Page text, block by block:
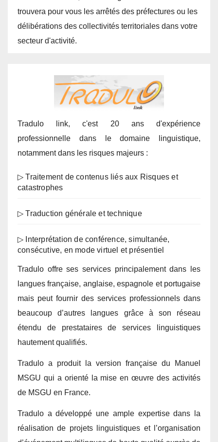
trouvera pour vous les arrêtés des préfectures ou les
délibérations des collectivités territoriales dans votre
secteur d'activité.
Tradulo link, c'est 20 ans d'expérience
professionnelle dans le domaine linguistique,
notamment dans les risques majeurs :
▷ Traitement de contenus liés aux Risques et
catastrophes
▷ Traduction générale et technique
▷ Interprétation de conférence, simultanée,
consécutive, en mode virtuel et présentiel
Tradulo offre ses services principalement dans les
langues française, anglaise, espagnole et portugaise
mais peut fournir des services professionnels dans
beaucoup d’autres langues grâce à son réseau
étendu de prestataires de services linguistiques
hautement qualifiés.
Tradulo a produit la version française du Manuel
MSGU qui a orienté la mise en œuvre des activités
de MSGU en France.
Tradulo a développé une ample expertise dans la
réalisation de projets linguistiques et l’organisation